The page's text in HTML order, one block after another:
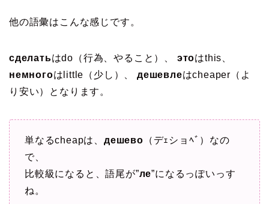
他の語彙はこんな感じです。
сделатьはdo（行為、やること）、 этоはthis、
немногоはlittle（少し）、дешевлеはcheaper（よ
り安い）となります。
単なるcheapは、 дешево （デｪショﾍﾞ）なの
で、
比較級になると、語尾が”ле”になるっぽいっす
ね。